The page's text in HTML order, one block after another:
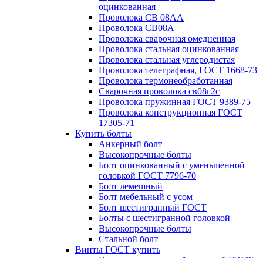
оцинкованная
Проволока СВ 08АА
Проволока СВ08А
Проволока сварочная омедненная
Проволока стальная оцинкованная
Проволока стальная углеродистая
Проволока телеграфная, ГОСТ 1668-73
Проволока термонеобработанная
Сварочная проволока св08г2с
Проволока пружинная ГОСТ 9389-75
Проволока конструкционная ГОСТ
17305-71
Купить болты
Анкерный болт
Высокопрочные болты
Болт оцинкованный с уменьшенной
головкой ГОСТ 7796-70
Болт лемешный
Болт мебельный с усом
Болт шестигранный ГОСТ
Болты с шестигранной головкой
Высокопрочные болты
Стальной болт
Винты ГОСТ купить